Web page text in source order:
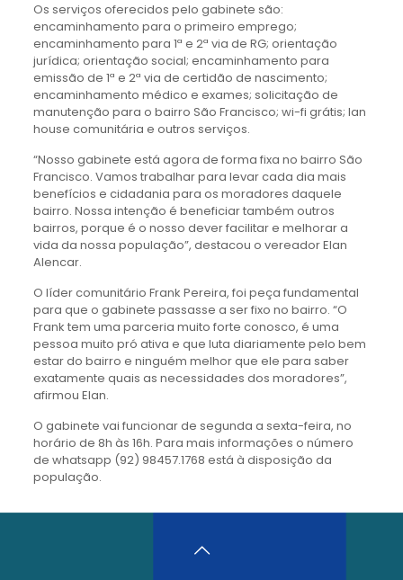
Os serviços oferecidos pelo gabinete são:
encaminhamento para o primeiro emprego;
encaminhamento para 1ª e 2ª via de RG; orientação
jurídica; orientação social; encaminhamento para
emissão de 1ª e 2ª via de certidão de nascimento;
encaminhamento médico e exames; solicitação de
manutenção para o bairro São Francisco; wi-fi grátis; lan
house comunitária e outros serviços.
“Nosso gabinete está agora de forma fixa no bairro São
Francisco. Vamos trabalhar para levar cada dia mais
benefícios e cidadania para os moradores daquele
bairro. Nossa intenção é beneficiar também outros
bairros, porque é o nosso dever facilitar e melhorar a
vida da nossa população”, destacou o vereador Elan
Alencar.
O líder comunitário Frank Pereira, foi peça fundamental
para que o gabinete passasse a ser fixo no bairro. “O
Frank tem uma parceria muito forte conosco, é uma
pessoa muito pró ativa e que luta diariamente pelo bem
estar do bairro e ninguém melhor que ele para saber
exatamente quais as necessidades dos moradores”,
afirmou Elan.
O gabinete vai funcionar de segunda a sexta-feira, no
horário de 8h às 16h. Para mais informações o número
de whatsapp (92) 98457.1768 está à disposição da
população.